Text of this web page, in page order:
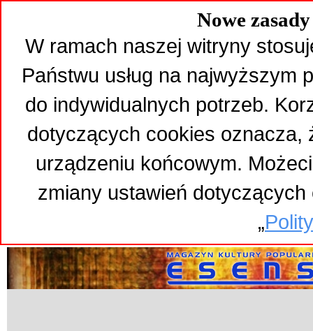
Nowe
W ramach naszej witryny
Państwu usług na najwyższym
do indywidualnych potrzeb.
dotyczących cookies oznacza,
urządzeniu końcowym.
zmiany ustawień
„